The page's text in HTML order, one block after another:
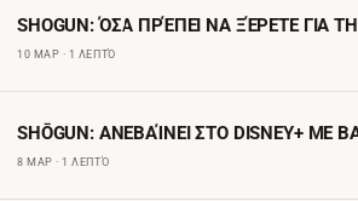
SHOGUN: ΌΣΑ ΠΡΈΠΕΙ ΝΑ ΞΈΡΕΤΕ ΓΙΑ
10 ΜΑΡ · 1 ΛΕΠΤΌ
SHŌGUN: ΑΝΕΒΑΊΝΕΙ ΣΤΟ DISNEY+ ΜΕ
8 ΜΑΡ · 1 ΛΕΠΤΌ